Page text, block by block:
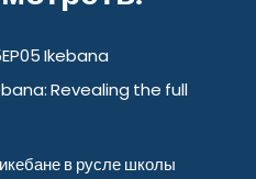
Ikebana
Revealing the full
в русле школы